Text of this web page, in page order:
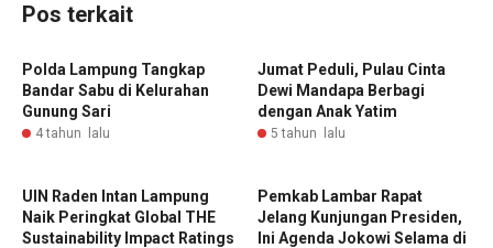
Pos terkait
Polda Lampung Tangkap
Bandar Sabu di Kelurahan
Gunung Sari
4 tahun lalu
Jumat Peduli, Pulau Cinta
Dewi Mandapa Berbagi
dengan Anak Yatim
5 tahun lalu
UIN Raden Intan Lampung
Naik Peringkat Global THE
Sustainability Impact Ratings
Pemkab Lambar Rapat
Jelang Kunjungan Presiden,
Ini Agenda Jokowi Selama di